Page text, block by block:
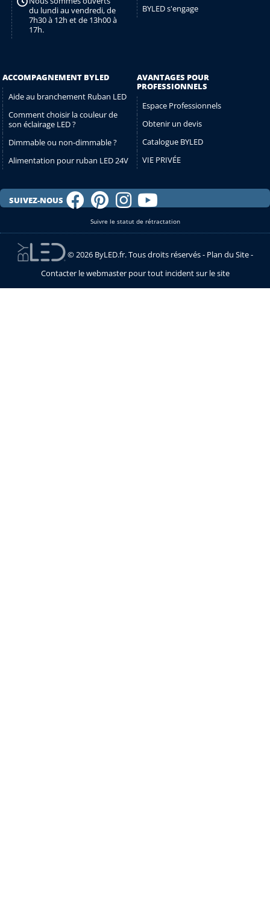
du lundi au vendredi, de
7h30 à 12h et de 13h00 à
17h.
BYLED s'engage
ACCOMPAGNEMENT BYLED
Aide au branchement Ruban LED
Comment choisir la couleur de
son éclairage LED ?
Dimmable ou non-dimmable ?
Alimentation pour ruban LED 24V
AVANTAGES POUR
PROFESSIONNELS
Espace Professionnels
Obtenir un devis
Catalogue BYLED
VIE PRIVÉE
SUIVEZ-NOUS
Suivre le statut de rétractation
© 2026 ByLED.fr. Tous droits réservés - Plan du Site-
Contacter le webmaster pour tout incident sur le site